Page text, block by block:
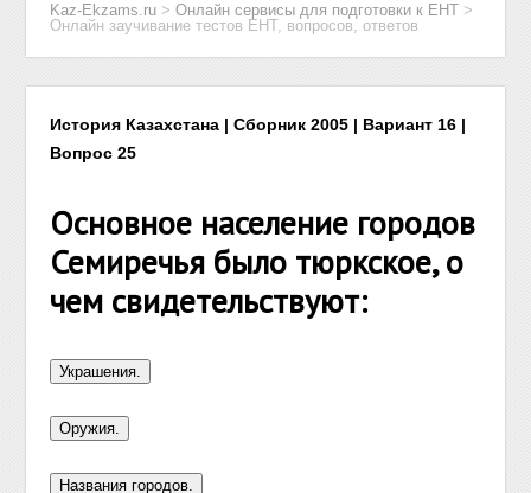
Kaz-Ekzams.ru >Онлайн сервисы для подготовки к ЕНТ >
Онлайн заучивание тестов ЕНТ, вопросов, ответов
История Казахстана | Сборник 2005 | Вариант 16 |
Вопрос 25
Основное население городов
Семиречья было тюркское, о
чем свидетельствуют: